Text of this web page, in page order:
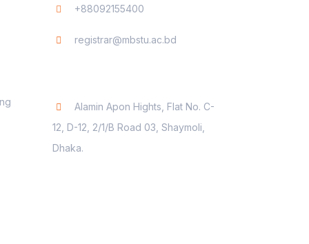
+88092155400
registrar@mbstu.ac.bd
Alamin Apon Hights, Flat No. C-
12, D-12, 2/1/B Road 03, Shaymoli,
Dhaka.